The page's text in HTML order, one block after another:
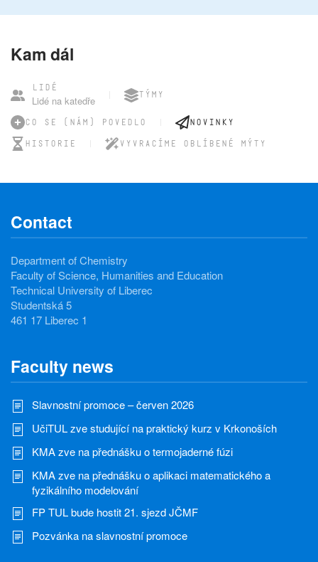
Kam dál
LIDÉ
Lidé na katedře TÝMY
CO SE (NÁM) POVEDLO
NOVINKY
HISTORIE
VYVRACÍME OBLÍBENÉ MÝTY
Contact
Department of Chemistry
Faculty of Science, Humanities and Education
Technical University of Liberec
Studentská 5
461 17 Liberec 1
Faculty news
Slavnostní promoce – červen 2026
UčiTUL zve studující na praktický kurz v Krkonoších
KMA zve na přednášku o termojaderné fúzi
KMA zve na přednášku o aplikaci matematického a
fyzikálního modelování
FP TUL bude hostit 21. sjezd JČMF
Pozvánka na slavnostní promoce